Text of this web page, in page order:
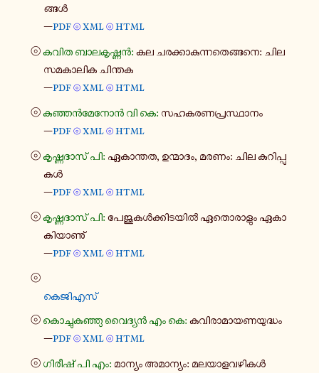
ങ്ങൾ
—pdf ⦾ xml ⦾ html
⦾കവിത ബാ​ല​കൃ​ഷ്ണൻ: കല ചര​ക്കാ​കു​ന്ന​തെ​ങ്ങ​നെ: ചില
സമ​കാ​ലിക ചി​ന്തക
—pdf ⦾ xml ⦾ html
⦾കു​ഞ്ഞൻ​മേ​നോൻ വി കെ: സഹ​ക​ര​ണ​പ്ര​സ്ഥാ​നം
—pdf ⦾ xml ⦾ html
⦾കൃ​ഷ്ണ​ദാ​സ് പി: ഏകാ​ന്തത, ഉന്മാ​ദം, മരണം: ചില കു​റി​പ്പു​
കൾ
—pdf ⦾ xml ⦾ html
⦾കൃ​ഷ്ണ​ദാ​സ് പി: പേ​ജു​കൾ​ക്കി​ട​യിൽ ഏതൊ​രാ​ളും ഏകാ​
കി​യാ​ണു്
—pdf ⦾ xml ⦾ html
⦾
കെ​ജി​എ​സ്
⦾ കൊ​ച്ചു​കു​ഞ്ഞു വൈ​ദ്യൻ എം കെ: കവി​രാ​മാ​യ​ണ​യു​ദ്ധം
—pdf ⦾ xml ⦾ html
⦾ ഗി​രീ​ഷ് പി എം: മാ​ന്യം അമാ​ന്യം: മല​യാ​ള​വ​ഴി​കൾ